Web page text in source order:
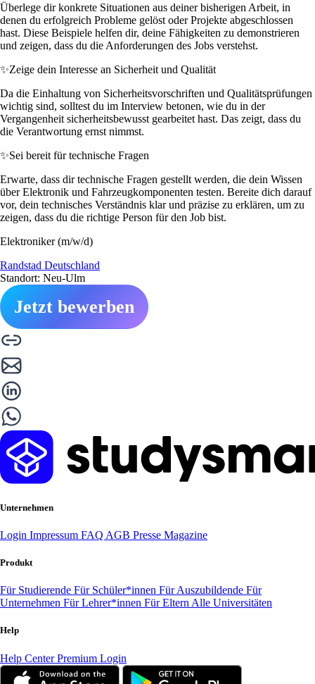
Überlege dir konkrete Situationen aus deiner bisherigen Arbeit, in
denen du erfolgreich Probleme gelöst oder Projekte abgeschlossen
hast. Diese Beispiele helfen dir, deine Fähigkeiten zu demonstrieren
und zeigen, dass du die Anforderungen des Jobs verstehst.
✨Zeige dein Interesse an Sicherheit und Qualität
Da die Einhaltung von Sicherheitsvorschriften und Qualitätsprüfungen
wichtig sind, solltest du im Interview betonen, wie du in der
Vergangenheit sicherheitsbewusst gearbeitet hast. Das zeigt, dass du
die Verantwortung ernst nimmst.
✨Sei bereit für technische Fragen
Erwarte, dass dir technische Fragen gestellt werden, die dein Wissen
über Elektronik und Fahrzeugkomponenten testen. Bereite dich darauf
vor, dein technisches Verständnis klar und präzise zu erklären, um zu
zeigen, dass du die richtige Person für den Job bist.
Elektroniker (m/w/d)
Randstad Deutschland
Standort: Neu-Ulm
Jetzt bewerben
Unternehmen
Login Impressum FAQ AGB Presse Magazine
Produkt
Für Studierende Für Schüler*innen Für Auszubildende Für
Unternehmen Für Lehrer*innen Für Eltern Alle Universitäten
Help
Help CenterPremium Login